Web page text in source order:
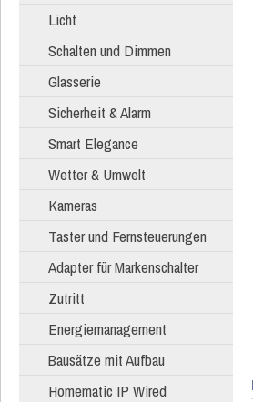
Licht
Schalten und Dimmen
Glasserie
Sicherheit & Alarm
Smart Elegance
Wetter & Umwelt
Kameras
Taster und Fernsteuerungen
Adapter für Markenschalter
Zutritt
Energiemanagement
Bausätze mit Aufbau
Homematic IP Wired